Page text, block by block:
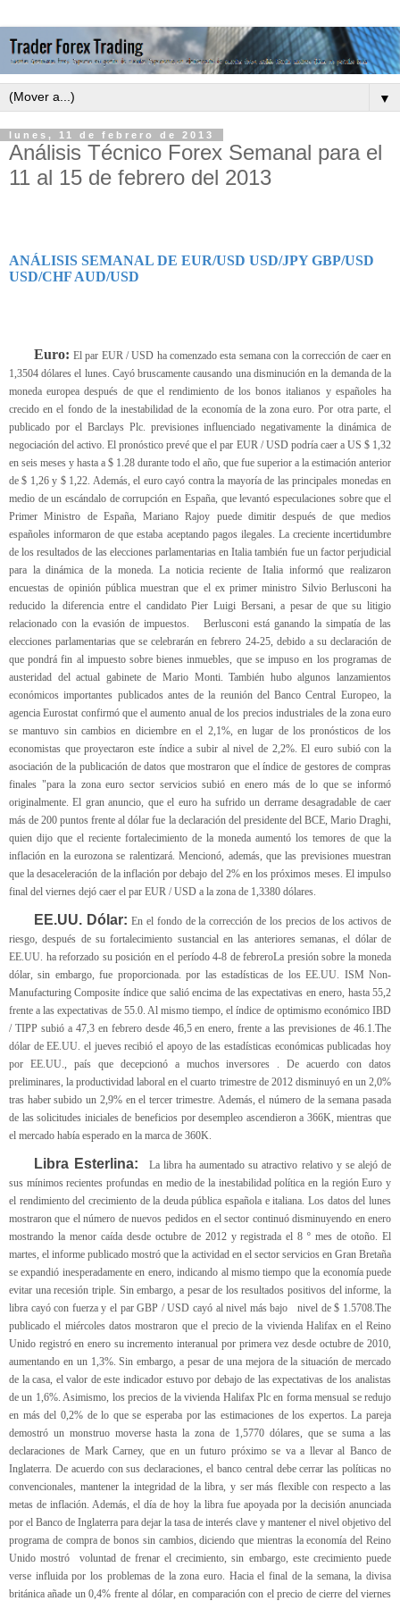
▼
lunes, 11 de febrero de 2013
Análisis Técnico Forex Semanal para el
11 al 15 de febrero del 2013
ANÁLISIS SEMANAL DE EUR/USD USD/JPY GBP/USD
USD/CHF AUD/USD
Euro: El par EUR / USD ha comenzado esta semana con la corrección de caer en
1,3504 dólares el lunes. Cayó bruscamente causando una disminución en la demanda de la
moneda europea después de que el rendimiento de los bonos italianos y españoles ha
crecido en el fondo de la inestabilidad de la economía de la zona euro. Por otra parte, el
publicado por el Barclays Plc. previsiones influenciado negativamente la dinámica de
negociación del activo. El pronóstico prevé que el par EUR / USD podría caer a US $ 1,32
en seis meses y hasta a $ 1.28 durante todo el año, que fue superior a la estimación anterior
de $ 1,26 y $ 1,22. Además, el euro cayó contra la mayoría de las principales monedas en
medio de un escándalo de corrupción en España, que levantó especulaciones sobre que el
Primer Ministro de España, Mariano Rajoy puede dimitir después de que medios
españoles informaron de que estaba aceptando pagos ilegales. La creciente incertidumbre
de los resultados de las elecciones parlamentarias en Italia también fue un factor perjudicial
para la dinámica de la moneda. La noticia reciente de Italia informó que realizaron
encuestas de opinión pública muestran que el ex primer ministro Silvio Berlusconi ha
reducido la diferencia entre el candidato Pier Luigi Bersani, a pesar de que su litigio
relacionado con la evasión de impuestos. Berlusconi está ganando la simpatía de las
elecciones parlamentarias que se celebrarán en febrero 24-25, debido a su declaración de
que pondrá fin al impuesto sobre bienes inmuebles, que se impuso en los programas de
austeridad del actual gabinete de Mario Monti. También hubo algunos lanzamientos
económicos importantes publicados antes de la reunión del Banco Central Europeo, la
agencia Eurostat confirmó que el aumento anual de los precios industriales de la zona euro
se mantuvo sin cambios en diciembre en el 2,1%, en lugar de los pronósticos de los
economistas que proyectaron este índice a subir al nivel de 2,2%. El euro subió con la
asociación de la publicación de datos que mostraron que el índice de gestores de compras
finales "para la zona euro sector servicios subió en enero más de lo que se informó
originalmente. El gran anuncio, que el euro ha sufrido un derrame desagradable de caer
más de 200 puntos frente al dólar fue la declaración del presidente del BCE, Mario Draghi,
quien dijo que el reciente fortalecimiento de la moneda aumentó los temores de que la
inflación en la eurozona se ralentizará. Mencionó, además, que las previsiones muestran
que la desaceleración de la inflación por debajo del 2% en los próximos meses. El impulso
final del viernes dejó caer el par EUR / USD a la zona de 1,3380 dólares.
EE.UU. Dólar: En el fondo de la corrección de los precios de los activos de
riesgo, después de su fortalecimiento sustancial en las anteriores semanas, el dólar de
EE.UU. ha reforzado su posición en el período 4-8 de febreroLa presión sobre la moneda
dólar, sin embargo, fue proporcionada. por las estadísticas de los EE.UU. ISM Non-
Manufacturing Composite índice que salió encima de las expectativas en enero, hasta 55,2
frente a las expectativas de 55.0. Al mismo tiempo, el índice de optimismo económico IBD
/ TIPP subió a 47,3 en febrero desde 46,5 en enero, frente a las previsiones de 46.1.The
dólar de EE.UU. el jueves recibió el apoyo de las estadísticas económicas publicadas hoy
por EE.UU., país que decepcionó a muchos inversores . De acuerdo con datos
preliminares, la productividad laboral en el cuarto trimestre de 2012 disminuyó en un 2,0%
tras haber subido un 2,9% en el tercer trimestre. Además, el número de la semana pasada
de las solicitudes iniciales de beneficios por desempleo ascendieron a 366K, mientras que
el mercado había esperado en la marca de 360K.
Libra Esterlina:
La libra ha aumentado su atractivo relativo y se alejó de
sus mínimos recientes profundas en medio de la inestabilidad política en la región Euro y
el rendimiento del crecimiento de la deuda pública española e italiana. Los datos del lunes
mostraron que el número de nuevos pedidos en el sector continuó disminuyendo en enero
mostrando la menor caída desde octubre de 2012 y registrada el 8 º mes de otoño. El
martes, el informe publicado mostró que la actividad en el sector servicios en Gran Bretaña
se expandió inesperadamente en enero, indicando al mismo tiempo que la economía puede
evitar una recesión triple. Sin embargo, a pesar de los resultados positivos del informe, la
libra cayó con fuerza y el par GBP / USD cayó al nivel más bajo nivel de $ 1.5708.The
publicado el miércoles datos mostraron que el precio de la vivienda Halifax en el Reino
Unido registró en enero su incremento interanual por primera vez desde octubre de 2010,
aumentando en un 1,3%. Sin embargo, a pesar de una mejora de la situación de mercado
de la casa, el valor de este indicador estuvo por debajo de las expectativas de los analistas
de un 1,6%. Asimismo, los precios de la vivienda Halifax Plc en forma mensual se redujo
en más del 0,2% de lo que se esperaba por las estimaciones de los expertos. La pareja
demostró un monstruo moverse hasta la zona de 1,5770 dólares, que se suma a las
declaraciones de Mark Carney, que en un futuro próximo se va a llevar al Banco de
Inglaterra. De acuerdo con sus declaraciones, el banco central debe cerrar las políticas no
convencionales, mantener la integridad de la libra, y ser más flexible con respecto a las
metas de inflación. Además, el día de hoy la libra fue apoyada por la decisión anunciada
por el Banco de Inglaterra para dejar la tasa de interés clave y mantener el nivel objetivo del
programa de compra de bonos sin cambios, diciendo que mientras la economía del Reino
Unido mostró voluntad de frenar el crecimiento, sin embargo, este crecimiento puede
verse influida por los problemas de la zona euro. Hacia el final de la semana, la divisa
británica añade un 0,4% frente al dólar, en comparación con el precio de cierre del viernes